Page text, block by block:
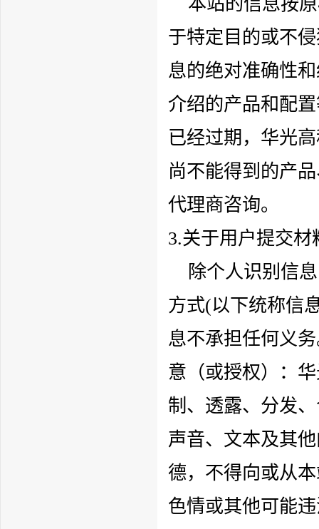
于特定目的或不
息的绝对准确性
介绍的产品和配
已经过期， 华光
尚不能得到的产
代理商咨询。
3.关于用户提交材
除个人识别信息
方式(以下统称信
息不承担任何义
意（或授权）：
制、透露、分发
声音、文本及其
德，不得向或从
色情或其他可能